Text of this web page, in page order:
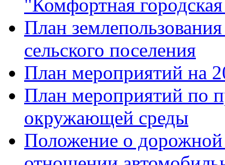
"Комфортная
План
сельского поселения
План мероприятий на
План мероприятий по
окружающей среды
Положение о дорожной